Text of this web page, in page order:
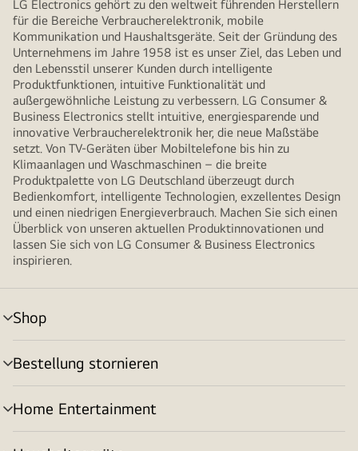
LG Electronics gehört zu den weltweit führenden Herstellern
für die Bereiche Verbraucherelektronik, mobile
Kommunikation und Haushaltsgeräte. Seit der Gründung des
Unternehmens im Jahre 1958 ist es unser Ziel, das Leben und
den Lebensstil unserer Kunden durch intelligente
Produktfunktionen, intuitive Funktionalität und
außergewöhnliche Leistung zu verbessern. LG Consumer &
Business Electronics stellt intuitive, energiesparende und
innovative Verbraucherelektronik her, die neue Maßstäbe
setzt. Von TV-Geräten über Mobiltelefone bis hin zu
Klimaanlagen und Waschmaschinen – die breite
Produktpalette von LG Deutschland überzeugt durch
Bedienkomfort, intelligente Technologien, exzellentes Design
und einen niedrigen Energieverbrauch. Machen Sie sich einen
Überblick von unseren aktuellen Produktinnovationen und
lassen Sie sich von LG Consumer & Business Electronics
inspirieren.
Shop
Menü
umschalten
Bestellung stornieren
Menü
umschalten
Home Entertainment
Menü
umschalten